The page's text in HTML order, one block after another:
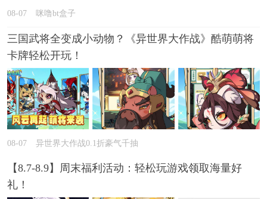
08-07 咪噜bt盒子
三国武将全变成小动物？《异世界大作战》酷萌萌将
卡牌轻松开玩！
08-07 异世界大作战0.1折豪气千抽
【8.7-8.9】周末福利活动：轻松玩游戏领取海量好
礼！